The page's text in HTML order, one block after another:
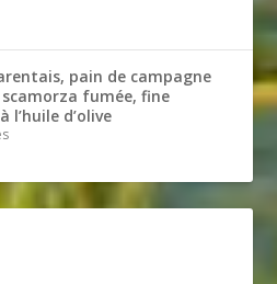
pain de campagne
fumée, fine
l’huile d’olive